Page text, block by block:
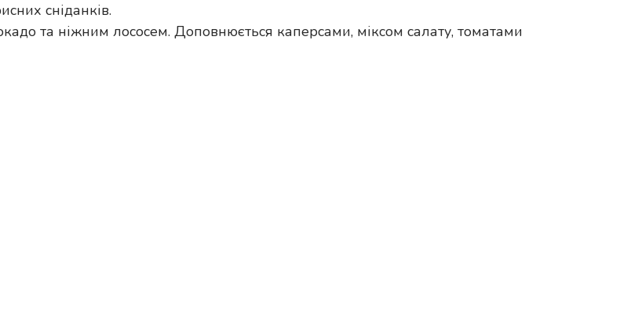
сніданків.
та ніжним лососем. Доповнюється каперсами, міксом салату, томатами